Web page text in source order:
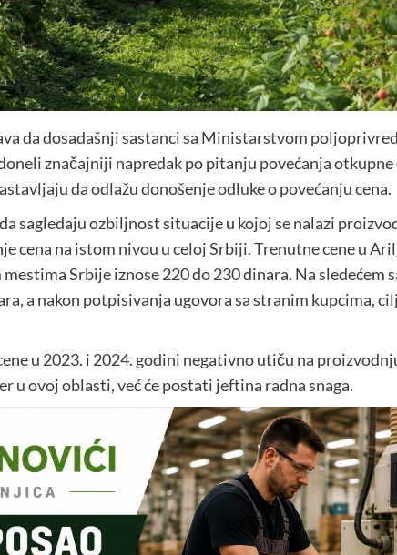
da dosadašnji sastanci sa Ministarstvom
značajniji napredak po pitanju povećanja otkupne
da odlažu donošenje odluke o povećanju cena.
sagledaju ozbiljnost situacije u kojoj se nalazi
cena na istom nivou u celoj Srbiji. Trenutne cene u
Srbije iznose 220 do 230 dinara. Na sledećem
a nakon potpisivanja ugovora sa stranim kupcima,
u 2023. i 2024. godini negativno utiču na
u ovoj oblasti, već će postati jeftina radna snaga.